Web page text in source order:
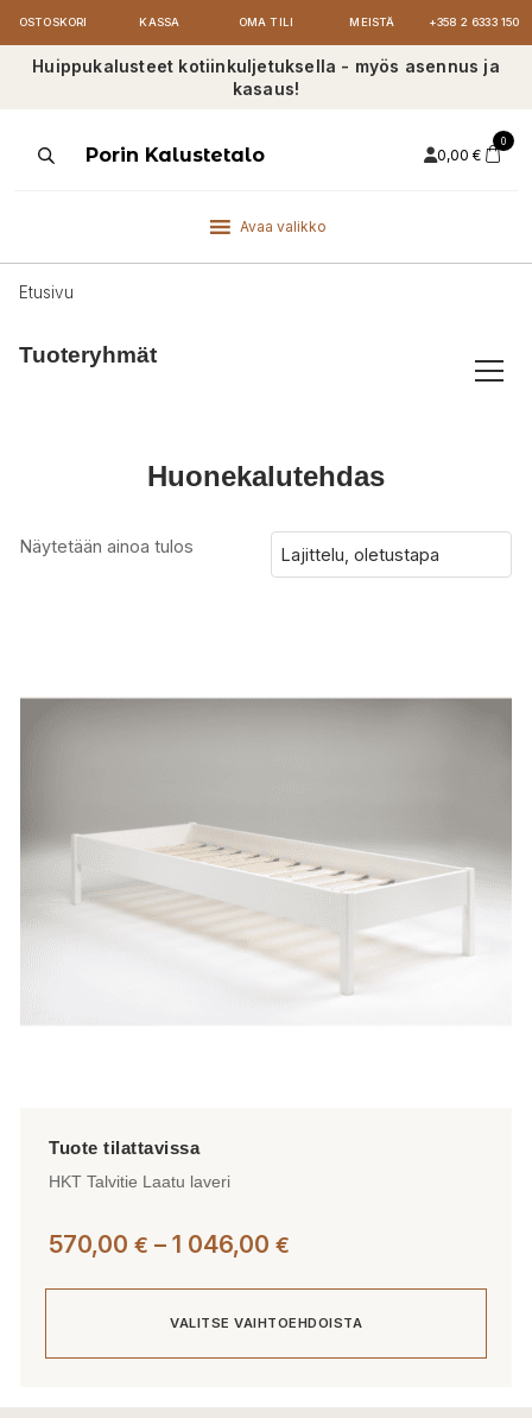
OSTOSKORI KASSA OMA TILI MEISTÄ +358 2 6333 150
Huippukalusteet kotiinkuljetuksella - myös asennus ja
kasaus!
ProductsPorin Kalustetalo 0,00 €
0
Avaa valikko
Etusivu
Tuoteryhmät
Huonekalutehdas
Näytetään ainoa tulos
HKT Talvitie Laatu laveri
570,00 € – 1 046,00 €
1
046,00 €
VALITSE VAIHTOEHDOISTA